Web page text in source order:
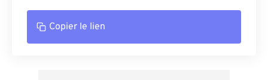
Copier le lien